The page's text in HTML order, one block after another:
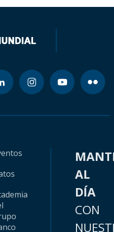
AL
DÍA
CON